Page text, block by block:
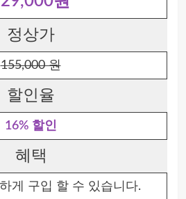
정상가
155,000 원
할인율
16% 할인
혜택
게 구입 할 수 있습니다.